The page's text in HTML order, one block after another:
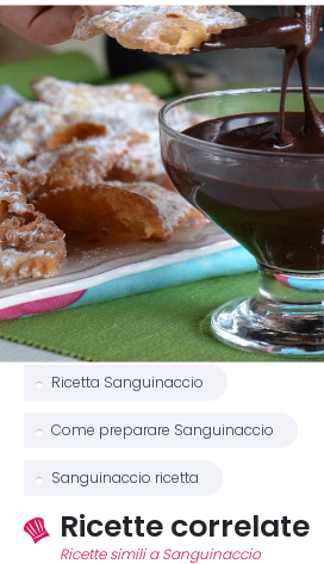
Ricetta Sanguinaccio
Come preparare Sanguinaccio
Sanguinaccio ricetta
Ricette correlate
Ricette simili a Sanguinaccio